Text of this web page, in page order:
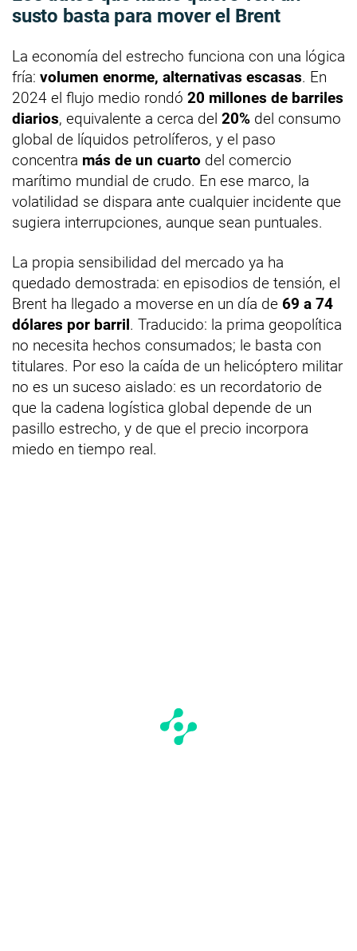
susto basta para mover el Brent
La economía del estrecho funciona con una lógica
fría: volumen enorme, alternativas escasas. En
2024 el flujo medio rondó 20 millones de barriles
diarios, equivalente a cerca del 20% del consumo
global de líquidos petrolíferos, y el paso
concentra más de un cuarto del comercio
marítimo mundial de crudo. En ese marco, la
volatilidad se dispara ante cualquier incidente que
sugiera interrupciones, aunque sean puntuales.
La propia sensibilidad del mercado ya ha
quedado demostrada: en episodios de tensión, el
Brent ha llegado a moverse en un día de 69 a 74
dólares por barril. Traducido: la prima geopolítica
no necesita hechos consumados; le basta con
titulares. Por eso la caída de un helicóptero militar
no es un suceso aislado: es un recordatorio de
que la cadena logística global depende de un
pasillo estrecho, y de que el precio incorpora
miedo en tiempo real.